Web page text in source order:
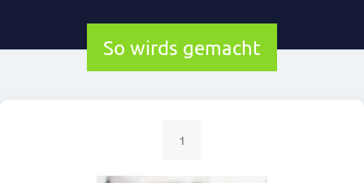
So wirds gemacht
1